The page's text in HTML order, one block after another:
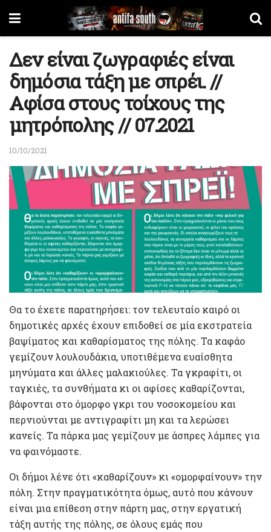
Δεν είναι ζωγραφιές είναι
δημόσια τάξη με σπρέι. //
Αφίσα στους τοίχους της
μητρόπολης // 07.2021
10/10/2021
Θα το έχετε παρατηρήσει: τον τελευταίο καιρό οι
δημοτικές αρχές έχουν επιδοθεί σε μία εκστρατεία
βαψίματος και καθαρίσματος της πόλης. Τα καφάο
γεμίζουν λουλουδάκια, υποτιθέμενα ευαίσθητα
μηνύματα και άλλες μαλακιούλες. Τα γκραφίτι, οι
ταγκιές, τα συνθήματα κι οι αφίσες καθαρίζονται,
βάφονται στο όμορφο γκρι του νοσοκομείου και
περνιούνται με αντιγραφίτι μη και τα λερώσει
κανείς. Τα πάρκα μας γεμίζουν με άσπρες λάμπες για
να φαινόμαστε.
Οι δήμοι λένε ότι «καθαρίζουν» κι «ομορφαίνουν» την
πόλη. Στην πραγματικότητα όμως, αυτό που κάνουν
είναι μια επίθεση στην πάρτη μας, στην εργατική
τάξη αυτής της πόλης, σε όλους εμάς που